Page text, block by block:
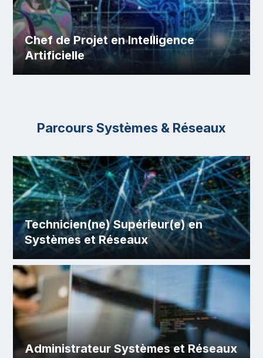
Chef de Projet en Intelligence
Artificielle
Parcours Systèmes & Réseaux
Technicien(ne) Supérieur(e) en
Systèmes et Réseaux
Administrateur Systèmes et Réseaux